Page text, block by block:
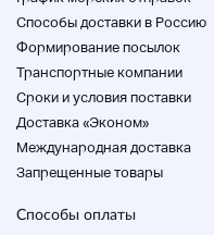
ПМАРТ Фукуока
◆Часы работы
Способы доставки в Россию
Формирование посылок
Транспортные компании
Cроки и условия поставки
Доставка «Эконом»
Международная доставка
Запрещенные товары
Способы оплаты